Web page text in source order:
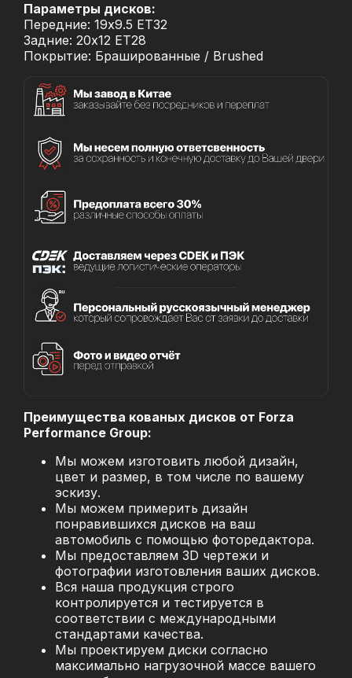
Параметры дисков:
Передние: 19x9.5 ET32
Задние: 20x12 ET28
Покрытие: Брашированные / Brushed
Преимущества кованых дисков от Forza
Performance Group:
Мы можем изготовить любой дизайн,
цвет и размер, в том числе по вашему
эскизу.
Мы можем примерить дизайн
понравившихся дисков на ваш
автомобиль с помощью фоторедактора.
Мы предоставляем 3D чертежи и
фотографии изготовления ваших дисков.
Вся наша продукция строго
контролируется и тестируется в
соответствии с международными
стандартами качества.
Мы проектируем диски согласно
максимально нагрузочной массе вашего